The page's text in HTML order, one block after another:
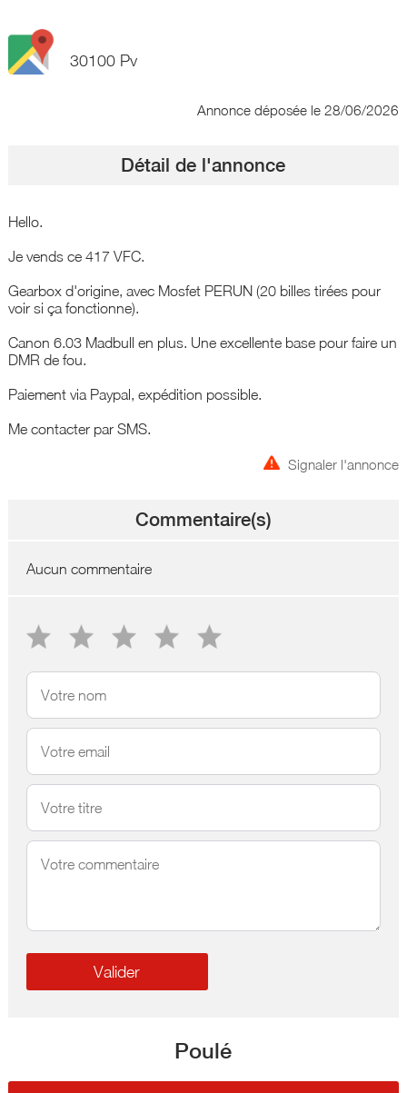
30100 Pv
Annonce déposée le 28/06/2026
Détail de l'annonce
Hello.
Je vends ce 417 VFC.
Gearbox d'origine, avec Mosfet PERUN (20 billes tirées pour
voir si ça fonctionne).
Canon 6.03 Madbull en plus. Une excellente base pour faire un
DMR de fou.
Paiement via Paypal, expédition possible.
Me contacter par SMS.
Signaler l'annonce
Commentaire(s)
Aucun commentaire
Poulé